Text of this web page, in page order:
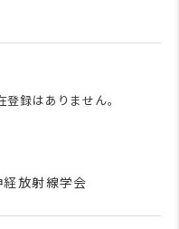
録はありません。
放射線学会